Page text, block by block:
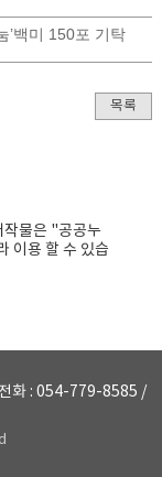
’백미 150포 기탁
목록
작물은 "공공누
이용 할 수 있습
화 : 054-779-8585 /